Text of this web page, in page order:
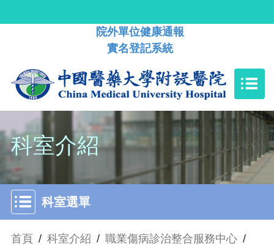
院外單位健康通報
實名登記系統
科室介紹
科室選單
首頁 / 科室介紹 / 職業傷病診治整合服務中心 /